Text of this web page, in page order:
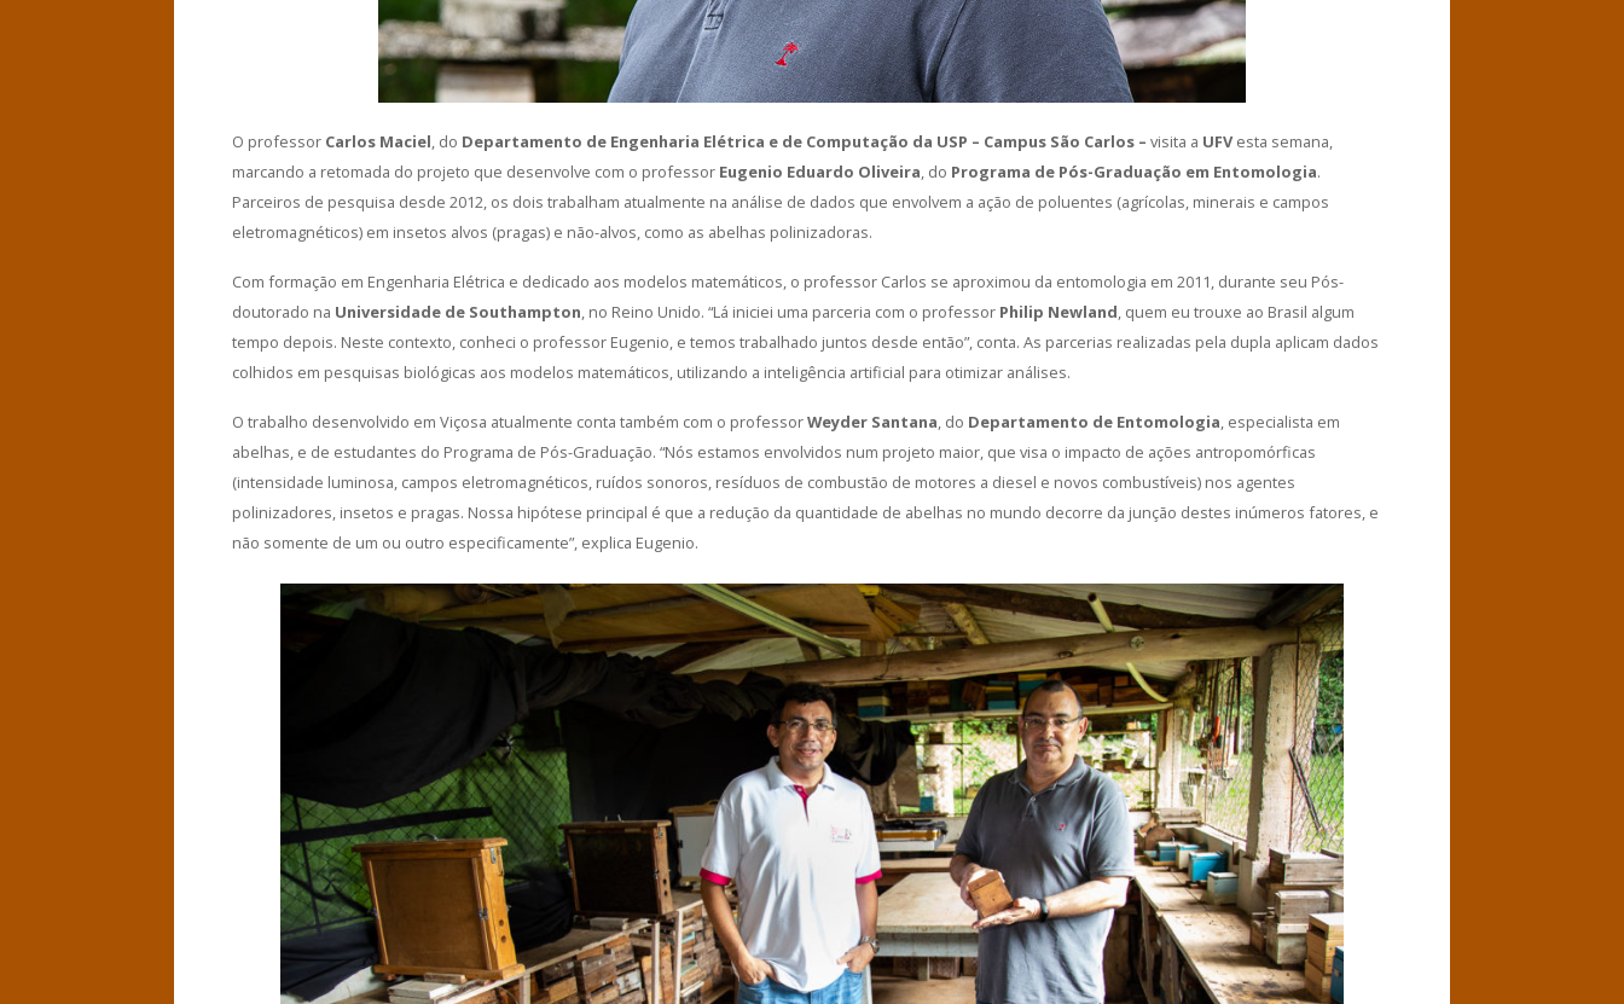
O professor Carlos Maciel, do Departamento de Engenharia Elétrica e de Computação da USP – Campus São Carlos – visita a UFV esta semana,
marcando a retomada do projeto que desenvolve com o professor Eugenio Eduardo Oliveira, do Programa de Pós-Graduação em Entomologia.
Parceiros de pesquisa desde 2012, os dois trabalham atualmente na análise de dados que envolvem a ação de poluentes (agrícolas, minerais e campos
eletromagnéticos) em insetos alvos (pragas) e não-alvos, como as abelhas polinizadoras.
Com formação em Engenharia Elétrica e dedicado aos modelos matemáticos, o professor Carlos se aproximou da entomologia em 2011, durante seu Pós-
doutorado na Universidade de Southampton, no Reino Unido. “Lá iniciei uma parceria com o professor Philip Newland, quem eu trouxe ao Brasil algum
tempo depois. Neste contexto, conheci o professor Eugenio, e temos trabalhado juntos desde então”, conta. As parcerias realizadas pela dupla aplicam dados
colhidos em pesquisas biológicas aos modelos matemáticos, utilizando a inteligência artificial para otimizar análises.
O trabalho desenvolvido em Viçosa atualmente conta também com o professorWeyder Santana, do Departamento de Entomologia, especialista em
abelhas, e de estudantes do Programa de Pós-Graduação. “Nós estamos envolvidos num projeto maior, que visa o impacto de ações antropomórficas
(intensidade luminosa, campos eletromagnéticos, ruídos sonoros, resíduos de combustão de motores a diesel e novos combustíveis) nos agentes
polinizadores, insetos e pragas. Nossa hipótese principal é que a redução da quantidade de abelhas no mundo decorre da junção destes inúmeros fatores, e
não somente de um ou outro especificamente”, explica Eugenio.